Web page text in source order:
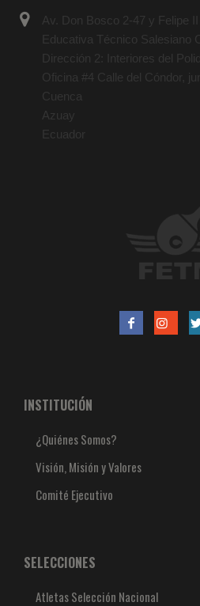
Av. Don Bosco 2-47 y Felipe
Educativa Técnico Salesiano
Dirección 2: Interiores del
Oficina #4 Calle del Cóndor,
Cuenca
Azuay
Ecuador
INSTITUCIÓN
¿Quiénes Somos?
Visión, Misión y Valores
Comité Ejecutivo
SELECCIONES
Atletas Selección Nacional